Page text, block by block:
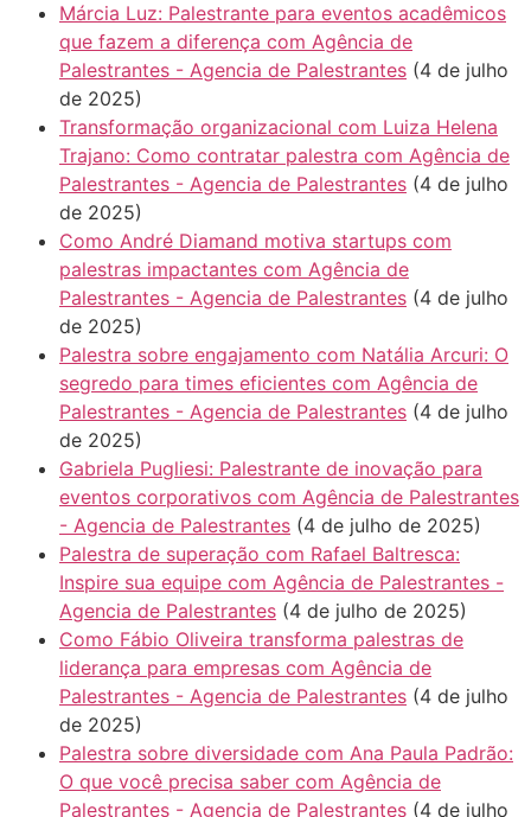
Márcia Luz: Palestrante para eventos acadêmicos
que fazem a diferença com Agência de
Palestrantes - Agencia de Palestrantes (4 de julho
de 2025)
Transformação organizacional com Luiza Helena
Trajano: Como contratar palestra com Agência de
Palestrantes - Agencia de Palestrantes (4 de julho
de 2025)
Como André Diamand motiva startups com
palestras impactantes com Agência de
Palestrantes - Agencia de Palestrantes (4 de julho
de 2025)
Palestra sobre engajamento com Natália Arcuri: O
segredo para times eficientes com Agência de
Palestrantes - Agencia de Palestrantes (4 de julho
de 2025)
Gabriela Pugliesi: Palestrante de inovação para
eventos corporativos com Agência de Palestrantes
- Agencia de Palestrantes (4 de julho de 2025)
Palestra de superação com Rafael Baltresca:
Inspire sua equipe com Agência de Palestrantes -
Agencia de Palestrantes (4 de julho de 2025)
Como Fábio Oliveira transforma palestras de
liderança para empresas com Agência de
Palestrantes - Agencia de Palestrantes (4 de julho
de 2025)
Palestra sobre diversidade com Ana Paula Padrão:
O que você precisa saber com Agência de
Palestrantes - Agencia de Palestrantes (4 de julho